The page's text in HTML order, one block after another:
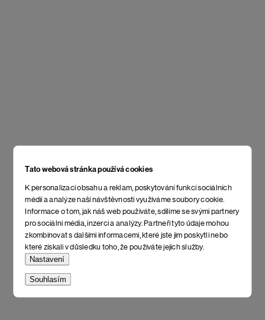
Tato webová stránka používá cookies
K personalizaci obsahu a reklam, poskytování funkcí sociálních
médií a analýze naší návštěvnosti využíváme soubory cookie.
Informace o tom, jak náš web používáte, sdílíme se svými partnery
pro sociální média, inzerci a analýzy. Partneři tyto údaje mohou
zkombinovat s dalšími informacemi, které jste jim poskytli nebo
které získali v důsledku toho, že používáte jejich služby.
Nastavení
Souhlasím